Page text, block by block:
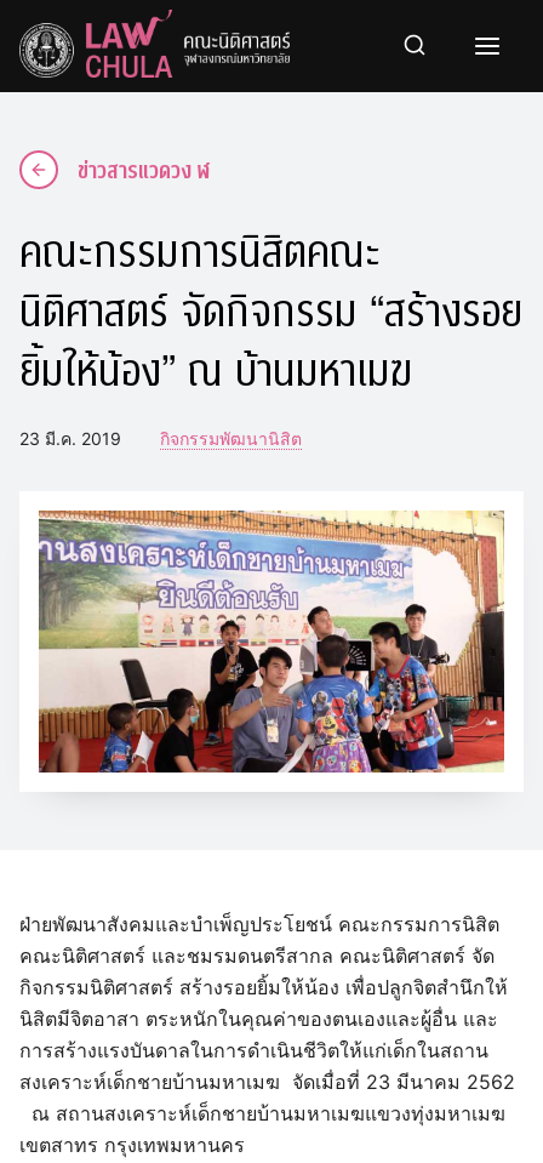
content
ข่าวสารแวดวง ฬ
คณะกรรมการนิสิตคณะ
นิติศาสตร์ จัดกิจกรรม “สร้างรอย
ยิ้มให้น้อง” ณ บ้านมหาเมฆ
23 มี.ค. 2019 กิจกรรมพัฒนานิสิต
ฝ่ายพัฒนาสังคมและบำเพ็ญประโยชน์ คณะกรรมการนิสิต
คณะนิติศาสตร์ และชมรมดนตรีสากล คณะนิติศาสตร์ จัด
กิจกรรมนิติศาสตร์ สร้างรอยยิ้มให้น้อง เพื่อปลูกจิตสำนึกให้
นิสิตมีจิตอาสา ตระหนักในคุณค่าของตนเองและผู้อื่น และ
การสร้างแรงบันดาลในการดำเนินชีวิตให้แก่เด็กในสถาน
สงเคราะห์เด็กชายบ้านมหาเมฆ จัดเมื่อที่ 23 มีนาคม 2562
ณ สถานสงเคราะห์เด็กชายบ้านมหาเมฆแขวงทุ่งมหาเมฆ
เขตสาทร กรุงเทพมหานคร